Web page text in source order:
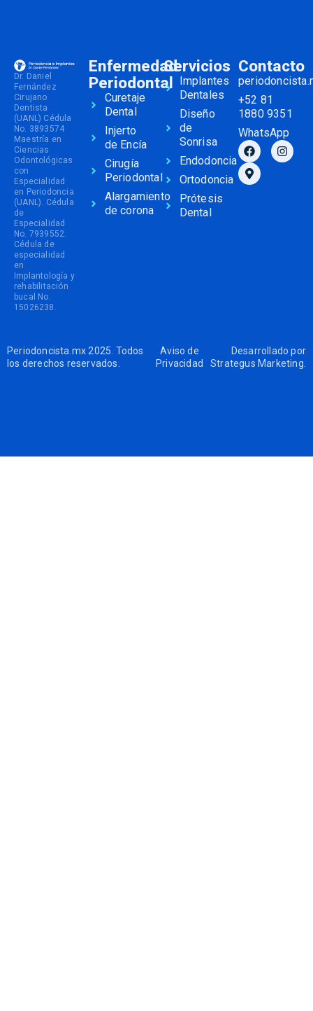
Dr. Daniel
Fernández
Cirujano
Dentista
(UANL) Cédula
No. 3893574
Maestría en
Ciencias
Odontológicas
con
Especialidad
en Periodoncia
(UANL). Cédula
de
Especialidad
No. 7939552.
Cédula de
especialidad
en
Implantología y
rehabilitación
bucal No.
15026238.
Enfermedad
Periodontal
Curetaje
Dental
Injerto
de Encía
Cirugía
Periodontal
Alargamiento
de corona
Servicios
Implantes
Dentales
Diseño
de
Sonrisa
Endodoncia
Ortodoncia
Prótesis
Dental
Contacto
+52 81
1880 9351
WhatsApp
Periodoncista.mx 2025. Todos
los derechos reservados.
Aviso de
Privacidad
Desarrollado por
Strategus Marketing